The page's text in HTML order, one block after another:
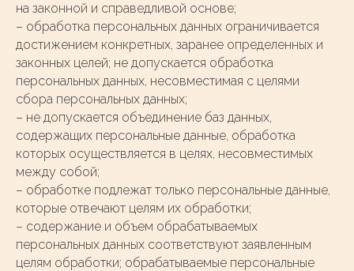
на законной и справедливой основе;
– обработка персональных данных ограничивается
достижением конкретных, заранее определенных и
законных целей; не допускается обработка
персональных данных, несовместимая с целями
сбора персональных данных;
– не допускается объединение баз данных,
содержащих персональные данные, обработка
которых осуществляется в целях, несовместимых
между собой;
– обработке подлежат только персональные данные,
которые отвечают целям их обработки;
– содержание и объем обрабатываемых
персональных данных соответствуют заявленным
целям обработки; обрабатываемые персональные